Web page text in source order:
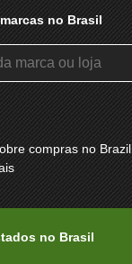
no Brasil
compras no Brazil
no Brasil